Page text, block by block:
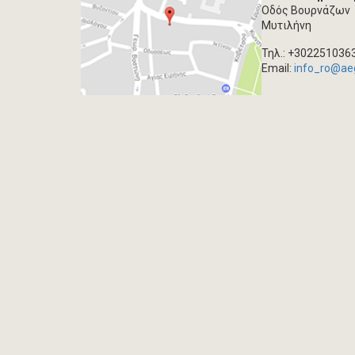
Οδός Βουρνάζων
Μυτιλήνη
Τηλ.:
Email: